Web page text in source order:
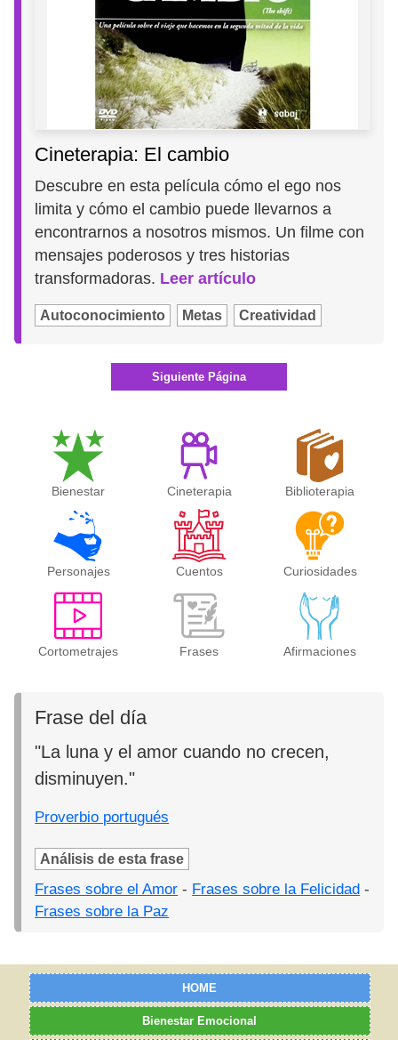
Cineterapia: El cambio
Descubre en esta película cómo el ego nos
limita y cómo el cambio puede llevarnos a
encontrarnos a nosotros mismos. Un filme con
mensajes poderosos y tres historias
transformadoras. Leer artículo
Autoconocimiento Metas Creatividad
Siguiente Página
Bienestar Cineterapia Biblioterapia
Personajes Cuentos Curiosidades
Cortometrajes Frases Afirmaciones
Frase del día
"La luna y el amor cuando no crecen,
disminuyen."
Proverbio portugués
Análisis de esta frase
Frases sobre el Amor - Frases sobre la Felicidad -
Frases sobre la Paz
HOME
Bienestar Emocional